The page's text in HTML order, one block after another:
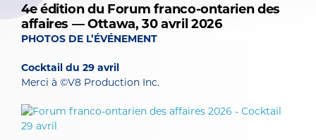
4e édition du Forum franco-ontarien des
affaires — Ottawa, 30 avril 2026
PHOTOS DE L’ÉVÉNEMENT
Cocktail du 29 avril
Merci à ©V8 Production Inc.